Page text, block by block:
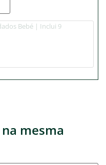
Bebé | Inclui 9
mesma